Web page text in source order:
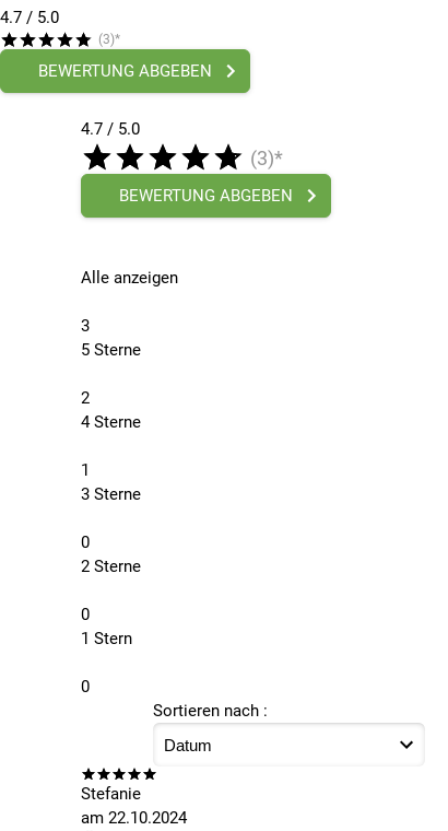
4.7 / 5.0
(3)*
BEWERTUNG ABGEBEN
4.7 / 5.0
(3)*
BEWERTUNG ABGEBEN
Alle anzeigen
3
5 Sterne
2
4 Sterne
1
3 Sterne
0
2 Sterne
0
1 Stern
0
Sortieren nach :
Stefanie
am 22.10.2024